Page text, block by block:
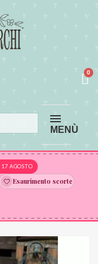
MENÙ
AGOSTO
Esaurimento scorte